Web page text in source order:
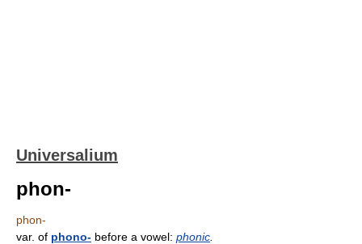
Universalium
phon-
phon-
var. of phono- before a vowel: phonic